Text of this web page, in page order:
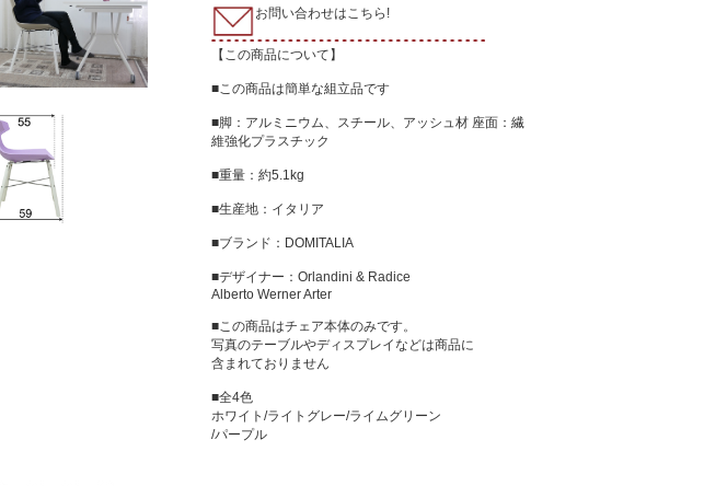
お問い合わせはこちら!
【この商品について】
■この商品は簡単な組立品です
■脚：アルミニウム、スチール、アッシュ材 座面：繊
維強化プラスチック
■重量：約5.1kg
■生産地：イタリア
■ブランド：DOMITALIA
■デザイナー：Orlandini & Radice
Alberto Werner Arter
■この商品はチェア本体のみです。
写真のテーブルやディスプレイなどは商品に
含まれておりません
■全4色
ホワイト/ライトグレー/ライムグリーン
/パープル